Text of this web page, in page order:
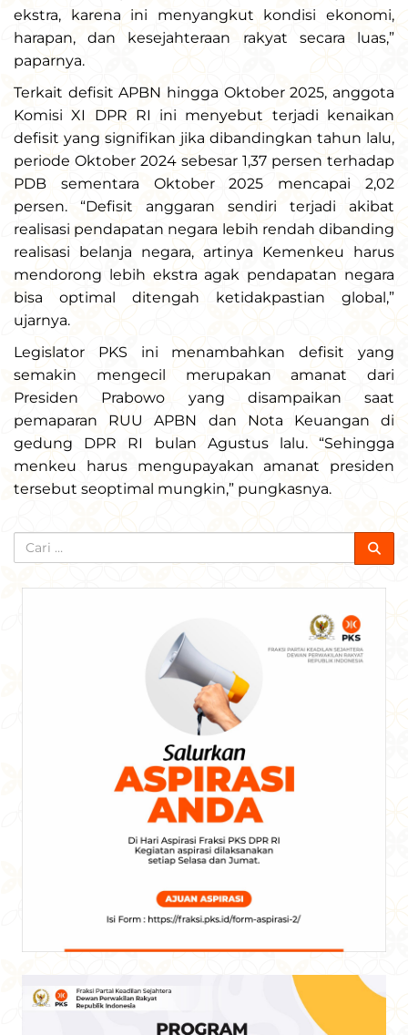
ekstra, karena ini menyangkut kondisi ekonomi,
harapan, dan kesejahteraan rakyat secara luas,”
paparnya.
Terkait defisit APBN hingga Oktober 2025, anggota
Komisi XI DPR RI ini menyebut terjadi kenaikan
defisit yang signifikan jika dibandingkan tahun lalu,
periode Oktober 2024 sebesar 1,37 persen terhadap
PDB sementara Oktober 2025 mencapai 2,02
persen. “Defisit anggaran sendiri terjadi akibat
realisasi pendapatan negara lebih rendah dibanding
realisasi belanja negara, artinya Kemenkeu harus
mendorong lebih ekstra agak pendapatan negara
bisa optimal ditengah ketidakpastian global,”
ujarnya.
Legislator PKS ini menambahkan defisit yang
semakin mengecil merupakan amanat dari
Presiden Prabowo yang disampaikan saat
pemaparan RUU APBN dan Nota Keuangan di
gedung DPR RI bulan Agustus lalu. “Sehingga
menkeu harus mengupayakan amanat presiden
tersebut seoptimal mungkin,” pungkasnya.